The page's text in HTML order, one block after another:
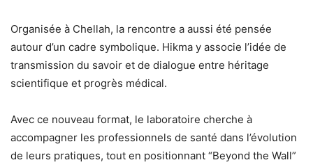
Organisée à Chellah, la rencontre a aussi été pensée
autour d’un cadre symbolique. Hikma y associe l’idée de
transmission du savoir et de dialogue entre héritage
scientifique et progrès médical.
Avec ce nouveau format, le laboratoire cherche à
accompagner les professionnels de santé dans l’évolution
de leurs pratiques, tout en positionnant “Beyond the Wall”